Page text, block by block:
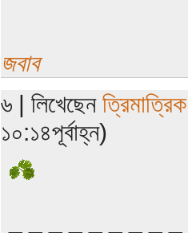
জবাব
৬ | লিখেছেন
১০:১৪পূর্বাহ্ন)